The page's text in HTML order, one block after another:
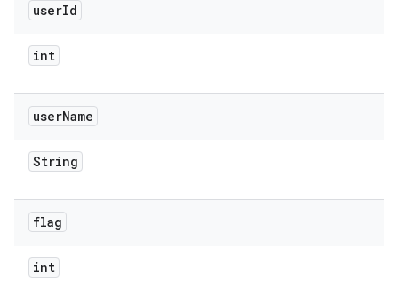
userId
int
userName
String
flag
int